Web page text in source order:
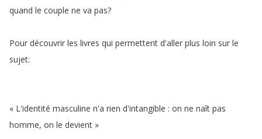
quand le couple ne va pas?
Pour découvrir les livres qui permettent d'aller plus loin sur le
sujet:
« L'identité masculine n'a rien d'intangible : on ne naît pas
homme, on le devient »